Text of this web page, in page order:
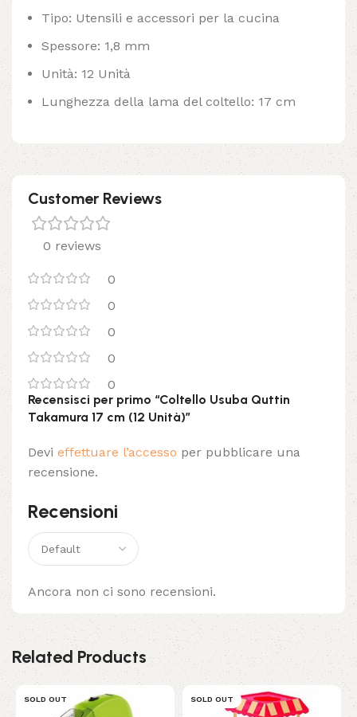
Tipo: Utensili e accessori per la cucina
Spessore: 1,8 mm
Unità: 12 Unità
Lunghezza della lama del coltello: 17 cm
Customer Reviews
0 reviews
0
0
0
0
0
Recensioni
Ancora non ci sono recensioni.
Recensisci per primo “Coltello Usuba Quttin
Takamura 17 cm (12 Unità)”
Devi effettuare l’accesso per pubblicare una
recensione.
Related Products
SOLD OUT SOLD OUT